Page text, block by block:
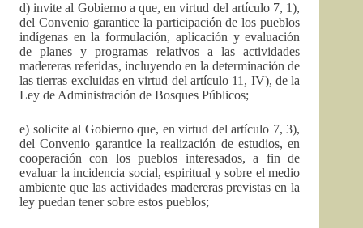
d) invite al Gobierno a que, en virtud del artículo 7, 1),
del Convenio garantice la participación de los pueblos
indígenas en la formulación, aplicación y evaluación
de planes y programas relativos a las actividades
madereras referidas, incluyendo en la determinación de
las tierras excluidas en virtud del artículo 11, IV), de la
Ley de Administración de Bosques Públicos;
e) solicite al Gobierno que, en virtud del artículo 7, 3),
del Convenio garantice la realización de estudios, en
cooperación con los pueblos interesados, a fin de
evaluar la incidencia social, espiritual y sobre el medio
ambiente que las actividades madereras previstas en la
ley puedan tener sobre estos pueblos;